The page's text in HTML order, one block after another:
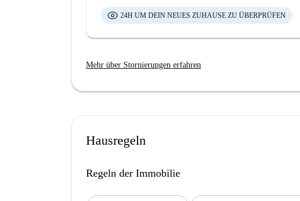
24H UM DEIN NEUES ZUHAUSE ZU ÜBERPRÜFEN
Mehr über Stornierungen erfahren
Hausregeln
Regeln der Immobilie